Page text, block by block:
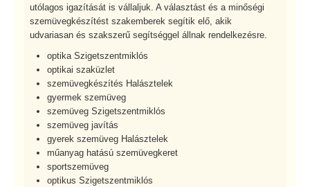
utólagos igazítását is vállaljuk. A választást és a minőségi
szemüvegkészítést szakemberek segítik elő, akik
udvariasan és szakszerű segítséggel állnak rendelkezésre.
optika Szigetszentmiklós
optikai szaküzlet
szemüvegkészítés Halásztelek
gyermek szemüveg
szemüveg Szigetszentmiklós
szemüveg javítás
gyerek szemüveg Halásztelek
műanyag hatású szemüvegkeret
sportszemüveg
optikus Szigetszentmiklós